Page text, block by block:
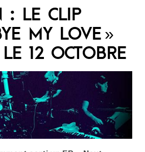
: LE CLIP
MY LOVE »
12 OCTOBRE